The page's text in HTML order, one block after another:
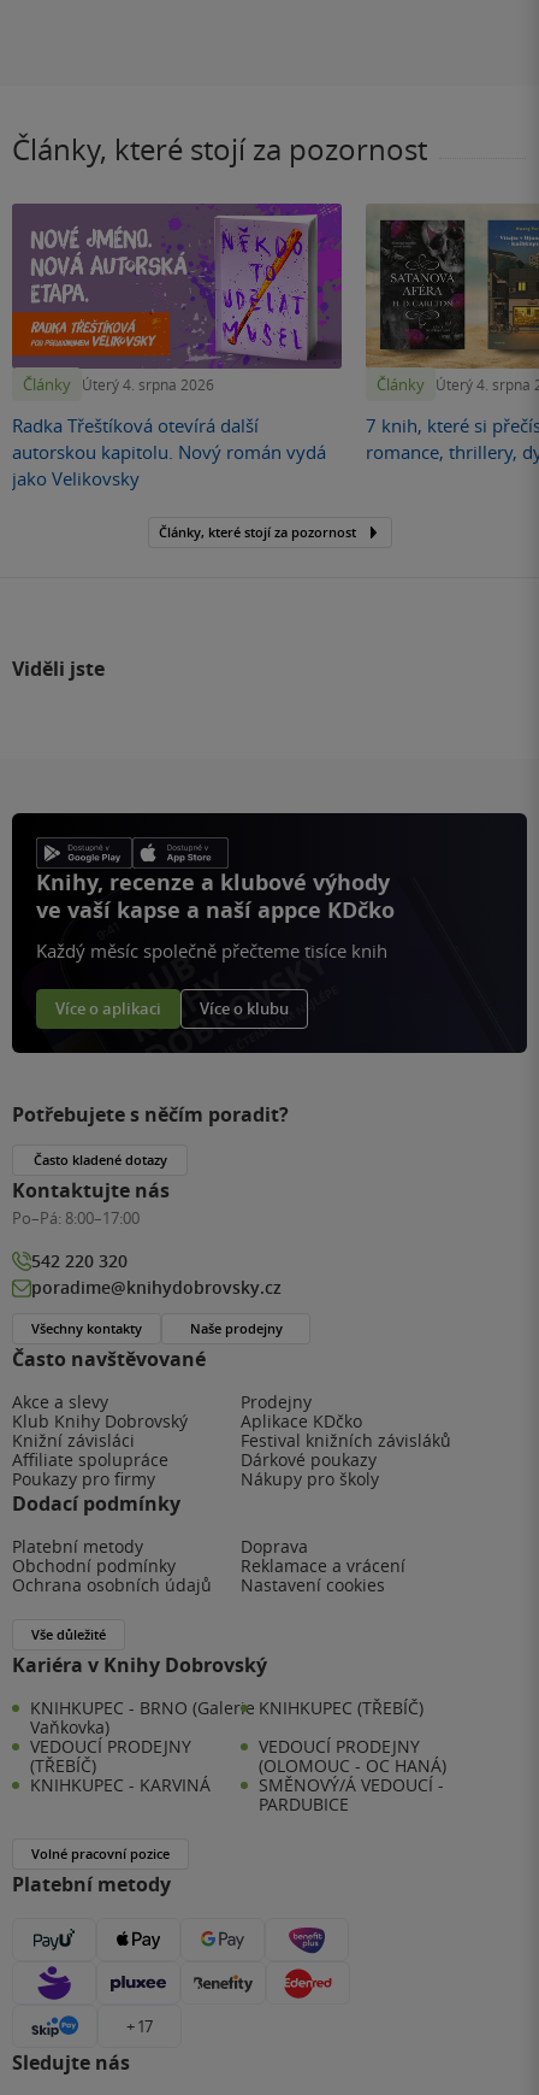
Články, které stojí za pozornost
Články Úterý 4. srpna 2026
Radka Třeštíková otevírá další
autorskou kapitolu. Nový román vydá
jako Velikovsky
Články Úterý 4. srpna
7 knih, které si
romance, thrillery,
Články, které stojí za pozornost
Viděli jste
Knihy, recenze a klubové výhody
ve vaší kapse a naší appce KDčko
Každý měsíc společně přečteme tisíce knih
Více o aplikaci Více o klubu
Často navštěvované
Akce a slevy
Prodejny
Klub Knihy Dobrovský
Aplikace KDčko
Knižní závisláci
Festival knižních závisláků
Affiliate spolupráce
Dárkové poukazy
Poukazy pro firmy
Nákupy pro školy
Dodací podmínky
Platební metody
Doprava
Obchodní podmínky
Reklamace a vrácení
Ochrana osobních údajů
Nastavení cookies
Vše důležité
Kariéra v Knihy Dobrovský
KNIHKUPEC - BRNO (Galerie
Vaňkovka)
KNIHKUPEC (TŘEBÍČ)
VEDOUCÍ PRODEJNY
(TŘEBÍČ)
VEDOUCÍ PRODEJNY
(OLOMOUC - OC HANÁ)
KNIHKUPEC - KARVINÁ
SMĚNOVÝ/Á VEDOUCÍ -
PARDUBICE
Volné pracovní pozice
Platební metody
+ 17
Sledujte nás
Potřebujete s něčím poradit?
Často kladené dotazy
Kontaktujte nás
Po–Pá: 8:00–17:00
542 220 320
poradime@knihydobrovsky.cz
Všechny kontakty Naše prodejny